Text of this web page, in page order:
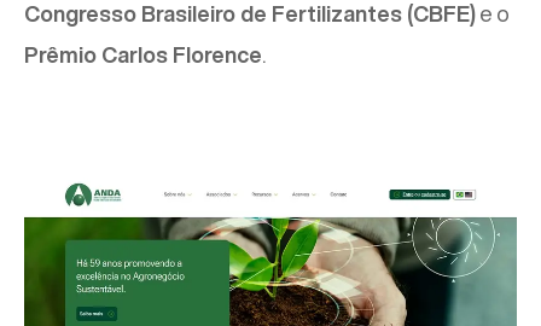
Congresso Brasileiro de Fertilizantes (CBFE) e o
Prêmio Carlos Florence